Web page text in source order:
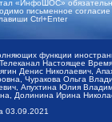
«ИнфоШОС»
письменное
Ctrl+Enter
функции
Настоящее
Денис Николаевич,
Чуракова Ольга
Апухтина Юлия
Долинина Ирина
03.09.2021